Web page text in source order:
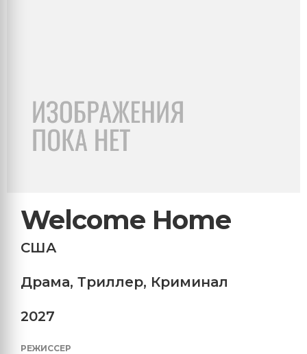
Welcome Home
США
Драма, Триллер, Криминал
2027
РЕЖИССЕР